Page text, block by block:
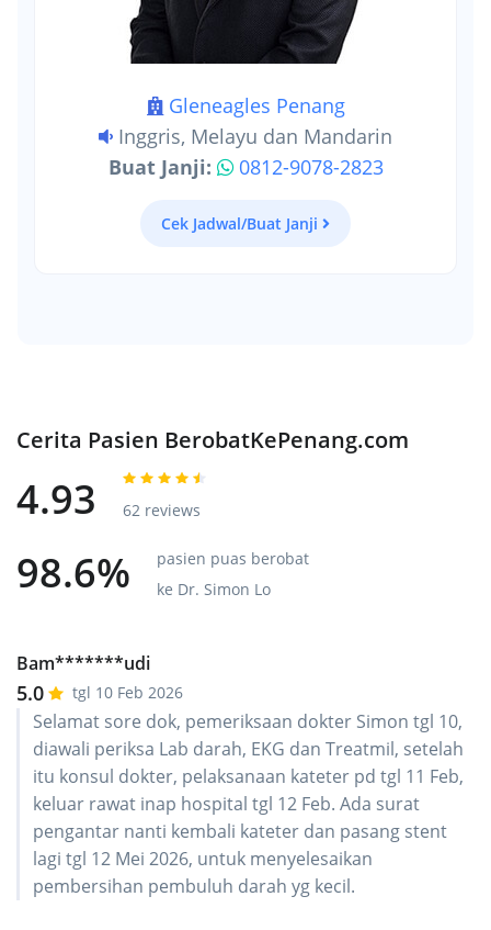
Gleneagles Penang
Inggris, Melayu dan Mandarin
Buat Janji:
0812-9078-2823
Cek Jadwal/Buat Janji
Cerita Pasien BerobatKePenang.com
4.93 62 reviews
98.6%
pasien puas berobat
ke Dr. Simon Lo
Bam*******udi
5.0 tgl 10 Feb 2026
Selamat sore dok, pemeriksaan dokter Simon tgl 10,
diawali periksa Lab darah, EKG dan Treatmil, setelah
itu konsul dokter, pelaksanaan kateter pd tgl 11 Feb,
keluar rawat inap hospital tgl 12 Feb. Ada surat
pengantar nanti kembali kateter dan pasang stent
lagi tgl 12 Mei 2026, untuk menyelesaikan
pembersihan pembuluh darah yg kecil.